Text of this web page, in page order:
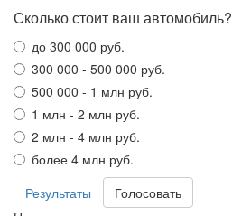
Сколько стоит ваш автомобиль?
до 300 000 руб.
300 000 - 500 000 руб.
500 000 - 1 млн руб.
1 млн - 2 млн руб.
2 млн - 4 млн руб.
более 4 млн руб.
Результаты